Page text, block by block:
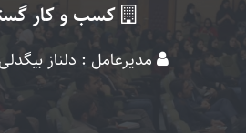
کسب و کار
مدیرعامل : دلناز بیگدلی